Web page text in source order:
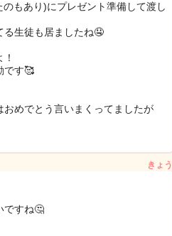
もあり)にプレゼント準備して渡し
る生徒も居ましたね🤤
です🥰
めでとう言いまくってましたが
きょう
ですね🤔